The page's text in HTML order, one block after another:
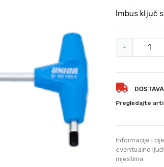
Imbus ključ
-
m
s
k
j
u
č
s
DOSTAVA
Pregledajte
Informacije i
eventualne
mjestima